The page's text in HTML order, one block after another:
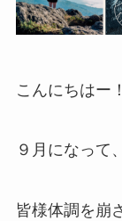
こんにちはー！
９月になって
皆様体調を崩